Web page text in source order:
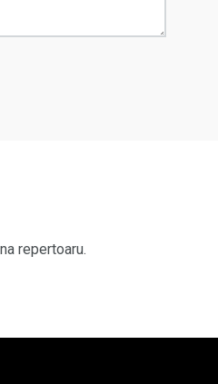
repertoaru.